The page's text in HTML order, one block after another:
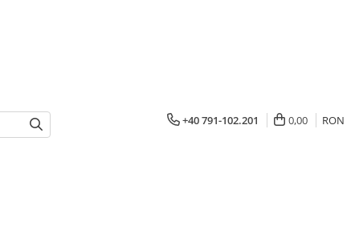
+40 791-102.201 0,00 RON